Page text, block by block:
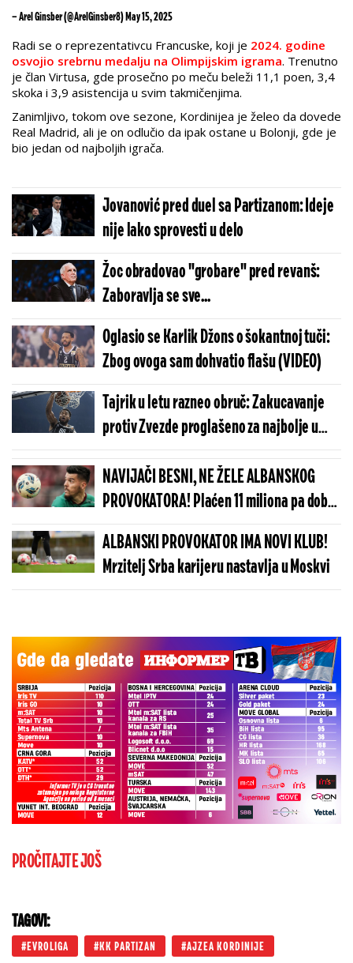
— Arel Ginsber (@ArelGinsber8)May 15, 2025
Radi se o reprezentativcu Francuske, koji je 2024. godine
osvojio srebrnu medalju na Olimpijskim igrama. Trenutno
je član Virtusa, gde prosečno po meču beleži 11,1 poen, 3,4
skoka i 3,9 asistencija u svim takmičenjima.
Zanimljivo, tokom ove sezone, Kordinijea je želeo da dovede
Real Madrid, ali je on odlučio da ipak ostane u Bolonji, gde je
bio jedan od najboljih igrača.
Jovanović pred duel sa Partizanom: Ideje
nije lako sprovesti u delo
Žoc obradovao "grobare" pred revanš:
Zaboravlja se sve...
Oglasio se Karlik Džons o šokantnoj tuči:
Zbog ovoga sam dohvatio flašu (VIDEO)
Tajrik u letu razneo obruč: Zakucavanje
protiv Zvezde proglašeno za najbolje u
sezoni Evrolige (VIDEO)
NAVIJAČI BESNI, NE ŽELE ALBANSKOG
PROVOKATORA! Plaćen 11 miliona pa dobio
brutalnu poruku
ALBANSKI PROVOKATOR IMA NOVI KLUB!
Mrzitelj Srba karijeru nastavlja u Moskvi
PROČITAJTE JOŠ
TAGOVI:
EVROLIGA KK PARTIZAN AJZEA KORDINIJE